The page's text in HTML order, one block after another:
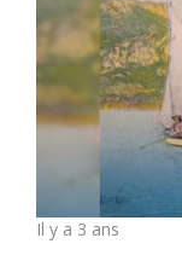
Il y a 3 ans